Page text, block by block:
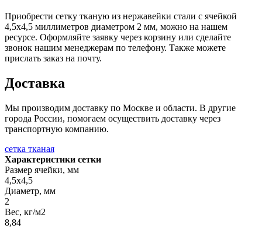
Приобрести сетку тканую из нержавейки стали с ячейкой
4,5х4,5 миллиметров диаметром 2 мм, можно на нашем
ресурсе. Оформляйте заявку через корзину или сделайте
звонок нашим менеджерам по телефону. Также можете
прислать заказ на почту.
Доставка
Мы производим доставку по Москве и области. В другие
города России, помогаем осуществить доставку через
транспортную компанию.
сетка тканая
Характеристики сетки
Размер ячейки, мм
4,5х4,5
Диаметр, мм
2
Вес, кг/м2
8,84